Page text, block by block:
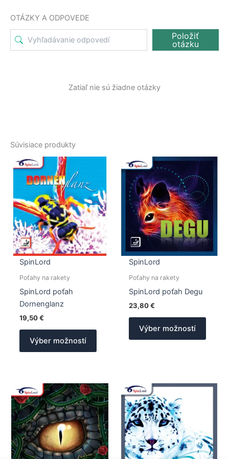
OTÁZKY A ODPOVEDE
Položiť
otázku
Zatiaľ nie sú žiadne otázky
Súvisiace produkty
SpinLord
Poťahy na rakety
SpinLord poťah
Dornenglanz
19,50€
Výber možností
Tento
Možnosti
si
môžete
vybrať
na
stránke
SpinLord
Poťahy na rakety
SpinLord poťah Degu
23,80€
Výber možností
Tento